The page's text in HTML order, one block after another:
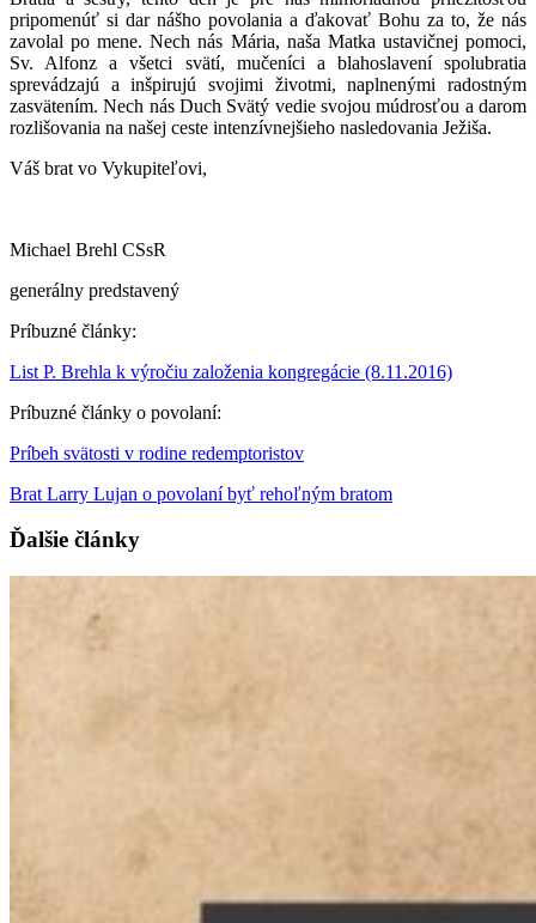
pripomenúť si dar nášho povolania a ďakovať Bohu za to, že nás
zavolal po mene. Nech nás Mária, naša Matka ustavičnej pomoci,
Sv. Alfonz a všetci svätí, mučeníci a blahoslavení spolubratia
sprevádzajú a inšpirujú svojimi životmi, naplnenými radostným
zasvätením. Nech nás Duch Svätý vedie svojou múdrosťou a darom
rozlišovania na našej ceste intenzívnejšieho nasledovania Ježiša.
Váš brat vo Vykupiteľovi,
Michael Brehl CSsR
generálny predstavený
Príbuzné články:
List P. Brehla k výročiu založenia kongregácie (8.11.2016)
Príbuzné články o povolaní:
Príbeh svätosti v rodine redemptoristov
Brat Larry Lujan o povolaní byť rehoľným bratom
Ďalšie články